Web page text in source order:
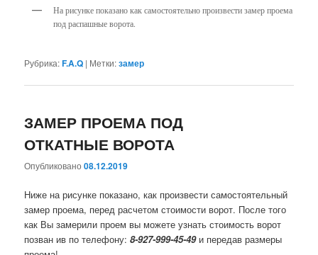
На рисунке показано как самостоятельно произвести замер проема
под распашные ворота.
Рубрика:F.A.Q | Метки:замер
ЗАМЕР ПРОЕМА ПОД
ОТКАТНЫЕ ВОРОТА
Опубликовано08.12.2019
Ниже на рисунке показано, как произвести самостоятельный
замер проема, перед расчетом стоимости ворот. После того
как Вы замерили проем вы можете узнать стоимость ворот
позван ив по телефону:8-927-999-45-49и передав размеры